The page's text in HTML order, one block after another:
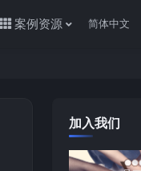
案例资源
加入我们